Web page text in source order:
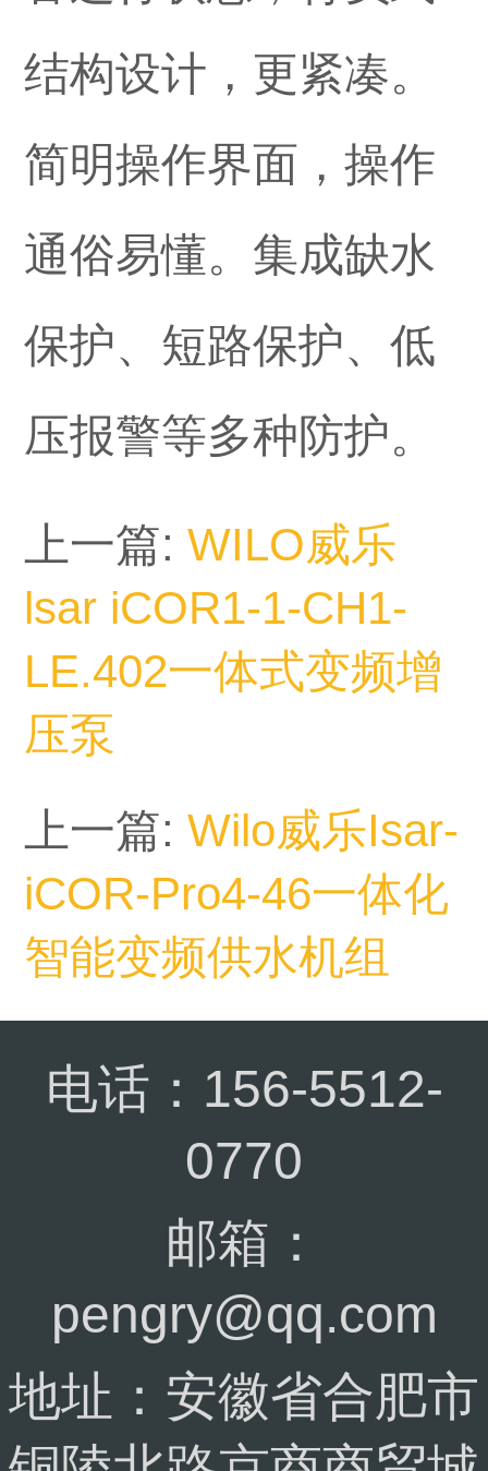
结构设计，更紧凑。
简明操作界面，操作
通俗易懂。集成缺水
保护、短路保护、低
压报警等多种防护。
上一篇: WILO威乐
lsar iCOR1-1-CH1-
LE.402一体式变频增
压泵
上一篇: Wilo威乐Isar-
iCOR-Pro4-46一体化
智能变频供水机组
电话：156-5512-
0770
邮箱：
pengry@qq.com
地址：安徽省合肥市